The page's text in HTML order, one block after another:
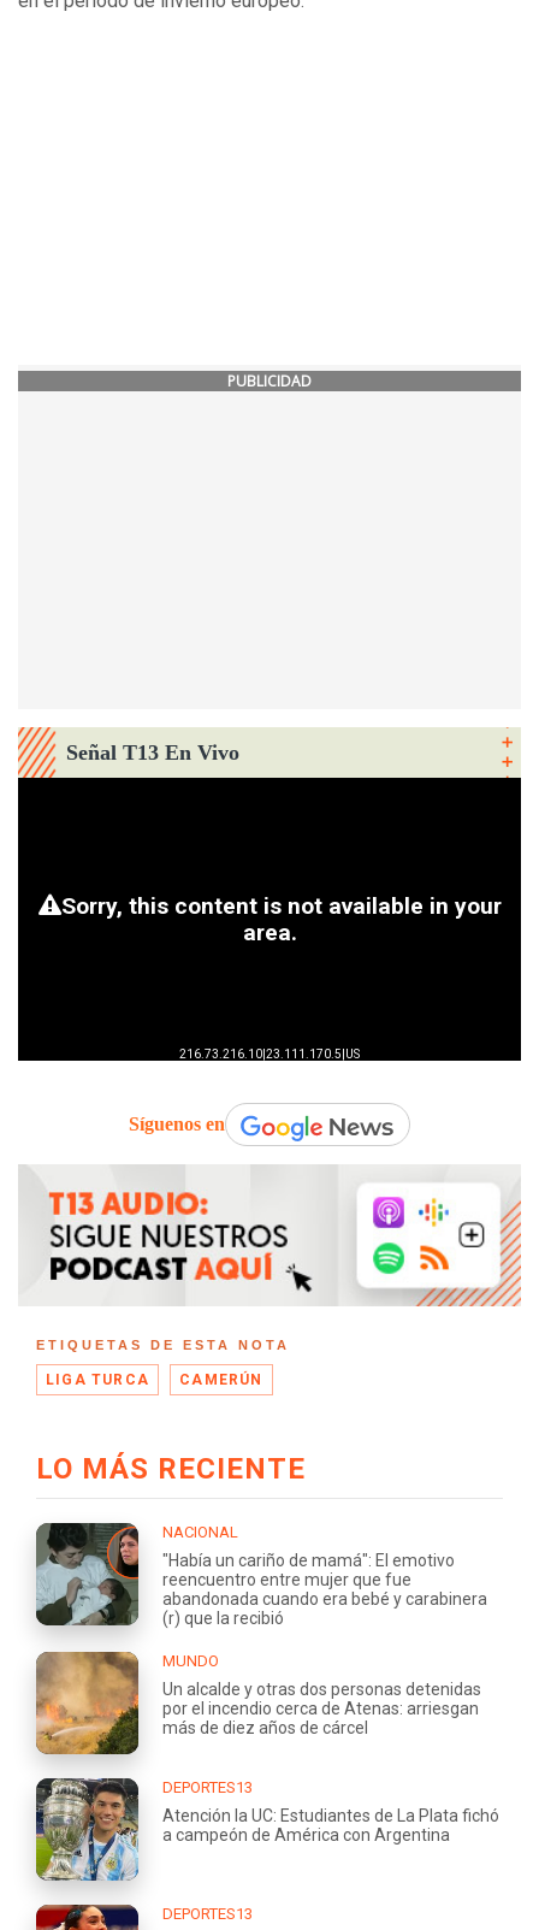
PUBLICIDAD
Señal T13 En Vivo
Síguenos en
ETIQUETAS DE ESTA NOTA
LIGA TURCA CAMERÚN
LO MÁS RECIENTE
NACIONAL
"Había un cariño de mamá": El emotivo
reencuentro entre mujer que fue
abandonada cuando era bebé y carabinera
(r) que la recibió
MUNDO
Un alcalde y otras dos personas detenidas
por el incendio cerca de Atenas: arriesgan
más de diez años de cárcel
DEPORTES13
Atención la UC: Estudiantes de La Plata fichó
a campeón de América con Argentina
DEPORTES13